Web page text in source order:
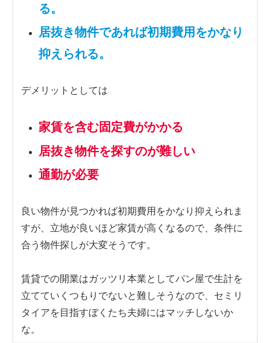
る。
居抜き物件であれば初期費用をかなり
抑えられる。
デメリットとしては
家賃を含む固定費がかかる
居抜き物件を探すのが難しい
通勤が必要
良い物件が見つかれば初期費用をかなり抑えられま
すが、立地が良いほど家賃が高くなるので、条件に
合う物件探しが大変そうです。
賃貸での開業はガッツリ本業としてパン屋で生計を
立てていくつもりでないと難しそうなので、セミリ
タイアを目指すぼくたち夫婦にはマッチしないか
な。